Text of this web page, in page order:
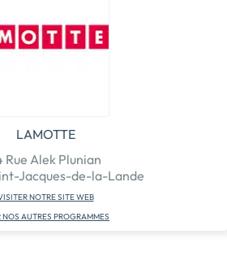
LAMOTTE
Rue Alek Plunian
Jacques-de-la-Lande
NOTRE SITE WEB
NOS AUTRES PROGRAMMES